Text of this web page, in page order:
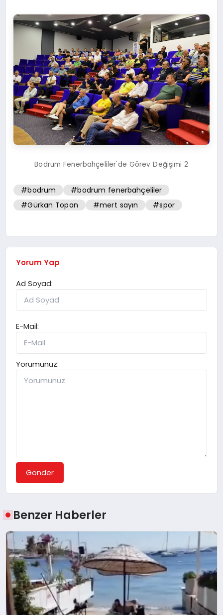
Bodrum Fenerbahçeliler'de Görev Değişimi 2
#bodrum
#bodrum fenerbahçeliler
#Gürkan Topan
#mert sayın #spor
Yorum Yap
Ad Soyad:
E-Mail:
Yorumunuz:
Gönder
Benzer Haberler